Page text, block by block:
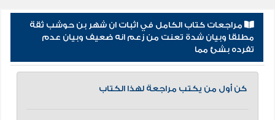
مراجعات كتاب الكامل في اثبات ان شهر بن حوشب ثقة
مطلقا وبيان شدة تعنت من زعم انه ضعيف وبيان عدم
تفرده بشئ مما
كن أول من يكتب مراجعة لهذا الكتاب